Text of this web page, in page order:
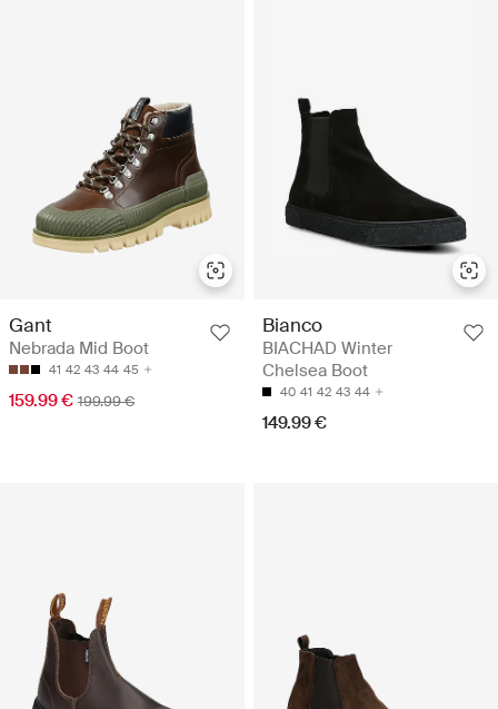
Gant
Nebrada Mid Boot
41 42 43 44 45
159.99 € 199.99 €
Bianco
BIACHAD Winter
Chelsea Boot
40 41 42 43 44
149.99 €